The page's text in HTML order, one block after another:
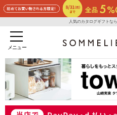
人気のカタログギフトな
メニュー